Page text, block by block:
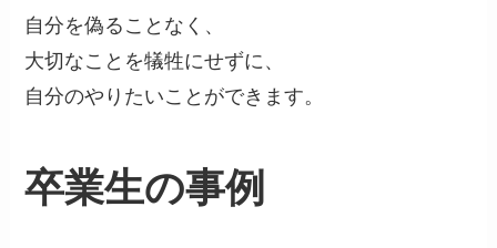
自分を偽ることなく、
大切なことを犠牲にせずに、
自分のやりたいことができます。
卒業生の事例